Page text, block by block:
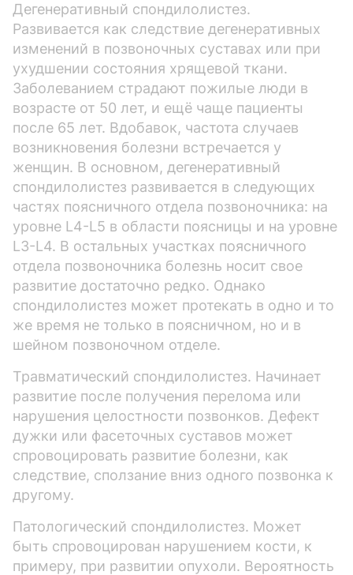
Дегенеративный спондилолистез.
Развивается как следствие дегенеративных
изменений в позвоночных суставах или при
ухудшении состояния хрящевой ткани.
Заболеванием страдают пожилые люди в
возрасте от 50 лет, и ещё чаще пациенты
после 65 лет. Вдобавок, частота случаев
возникновения болезни встречается у
женщин. В основном, дегенеративный
спондилолистез развивается в следующих
частях поясничного отдела позвоночника: на
уровне L4-L5 в области поясницы и на уровне
L3-L4. В остальных участках поясничного
отдела позвоночника болезнь носит свое
развитие достаточно редко. Однако
спондилолистез может протекать в одно и то
же время не только в поясничном, но и в
шейном позвоночном отделе.
Травматический спондилолистез. Начинает
развитие после получения перелома или
нарушения целостности позвонков. Дефект
дужки или фасеточных суставов может
спровоцировать развитие болезни, как
следствие, сползание вниз одного позвонка к
другому.
Патологический спондилолистез. Может
быть спровоцирован нарушением кости, к
примеру, при развитии опухоли. Вероятность